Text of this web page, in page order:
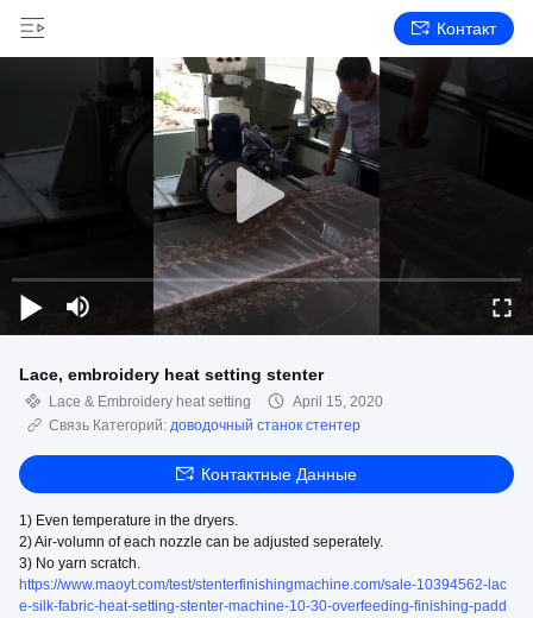
Контакт
Lace, embroidery heat setting stenter
Lace & Embroidery heat setting
April 15, 2020
Связь Категорий: доводочный станок стентер
Контактные Данные
1) Even temperature in the dryers.
2) Air-volumn of each nozzle can be adjusted seperately.
3) No yarn scratch.
https://www.maoyt.com/test/stenterfinishingmachine.com/sale-10394562-lac
e-silk-fabric-heat-setting-stenter-machine-10-30-overfeeding-finishing-padd